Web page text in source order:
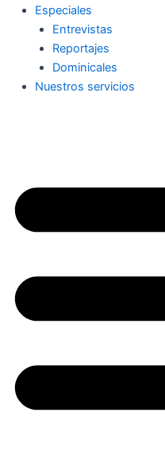
Especiales
Entrevistas
Reportajes
Dominicales
Nuestros servicios